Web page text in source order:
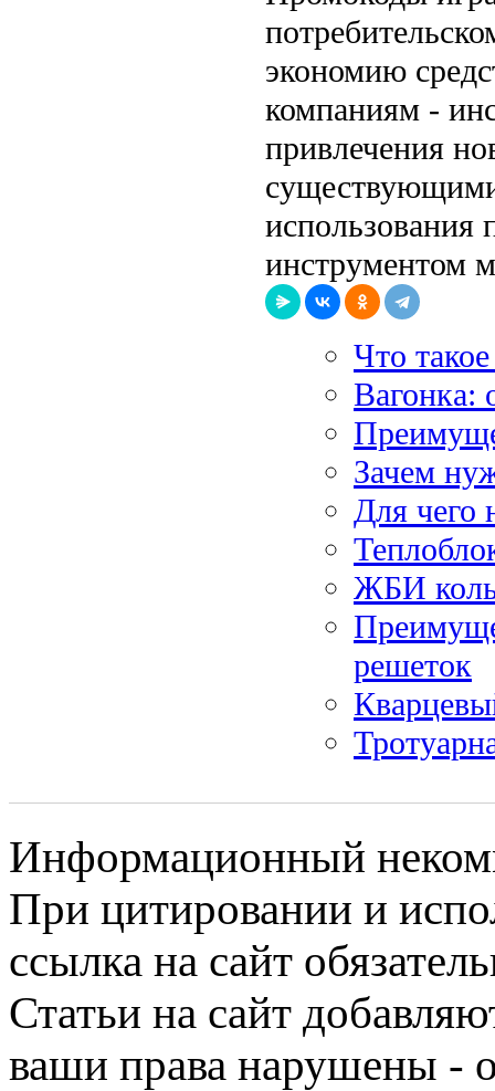
экономию
компаниям -
привлечения
использования
инструментом
Что
Вагонка:
Зачем
Для чего
ЖБИ
решеток
Информационный
При цитировании и
ссылка на сайт
Статьи на сайт
ваши права нарушены -